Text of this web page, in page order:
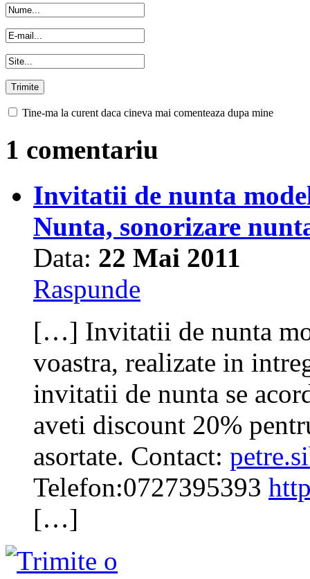
Tine-ma la curent daca cineva mai comenteaza dupa mine
1 comentariu
Invitatii de nunta
Nunta, sonorizare
Data: 22 Mai 2011
Raspunde
[…] Invitatii de nunta
voastra, realizate in
invitatii de nunta se
aveti discount 20%
asortate. Contact:
Telefon:0727395393
[…]